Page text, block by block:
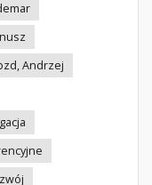
Andrzej